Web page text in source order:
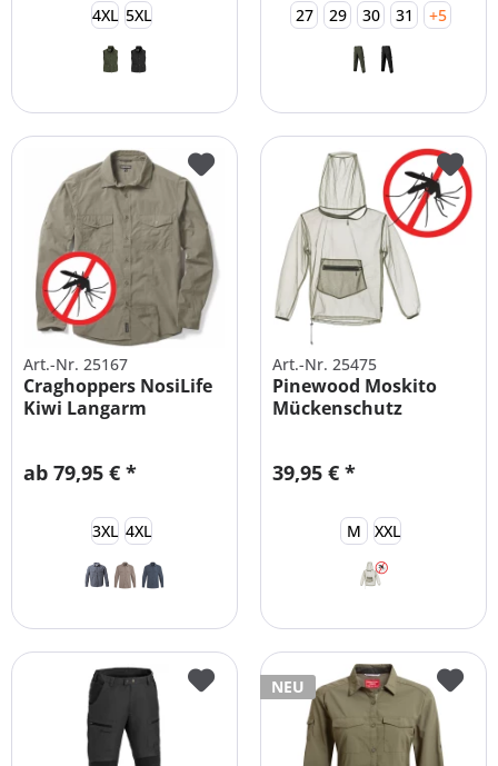
4XL 5XL 27 29 30 31 +5
Art.-Nr. 25167
Craghoppers NosiLife
Kiwi Langarm
ab 79,95 € *
3XL 4XL
Art.-Nr. 25475
Pinewood Moskito
Mückenschutz
39,95 € *
M XXL
NEU